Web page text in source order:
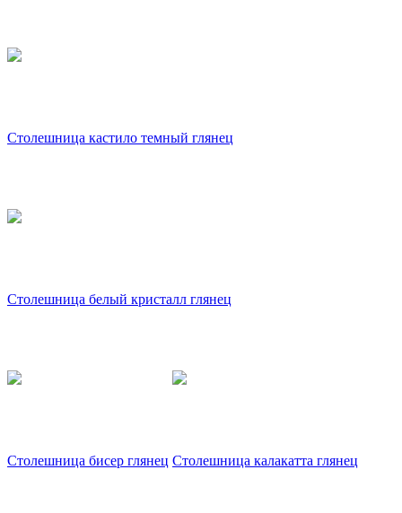
Столешница кастило темный глянец
Столешница белый кристалл глянец
Столешница бисер глянец Столешница калакатта глянец